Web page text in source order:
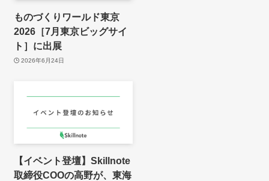
ものづくりワールド東京
2026［7月東京ビッグサイ
ト］に出展
2026年6月24日
【イベント登壇】Skillnote
取締役COOの高野が、東海